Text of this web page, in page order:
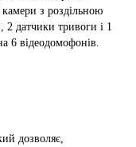
з роздільною
2 датчики тривоги і 1
6 відеодомофонів.
дозволяє,